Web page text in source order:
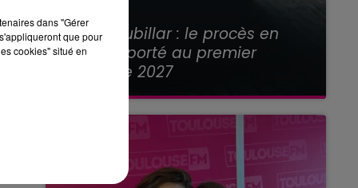
21 juillet 2026
Affaire Jubillar : le procès en
appel reporté au premier
semestre 2027
dans "Gérer
que pour
cookies" situé en